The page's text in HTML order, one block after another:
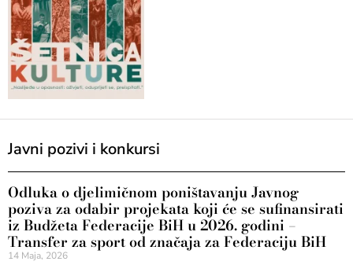
Javni pozivi i konkursi
Odluka o djelimičnom poništavanju Javnog
poziva za odabir projekata koji će se sufinansirati
iz Budžeta Federacije BiH u 2026. godini –
Transfer za sport od značaja za Federaciju BiH
14 Maja, 2026